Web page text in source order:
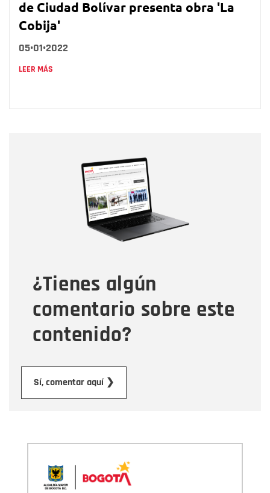
de Ciudad Bolívar presenta obra 'La
Cobija'
05•01•2022
LEER MÁS
¿Tienes algún
comentario sobre este
contenido?
Sí, comentar aquí ❯
Correo electrónico
Tipo de comentario
Mensaje